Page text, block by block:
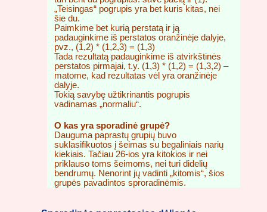
„Teisingas“ pogrupis yra bet kuris kitas, nei
šie du.
Paimkime bet kurią perstatą ir ją
padauginkime iš perstatos oranžinėje dalyje,
pvz., (1,2) * (1,2,3) = (1,3)
Tada rezultatą padauginkime iš atvirkštinės
perstatos pirmajai, t.y. (1,3) * (1,2) = (1,3,2) –
matome, kad rezultatas vėl yra oranžinėje
dalyje.
Tokią savybę užtikrinantis pogrupis
vadinamas „normaliu“.
O kas yra sporadinė grupė?
Dauguma paprastų grupių buvo
suklasifikuotos į šeimas su begaliniais narių
kiekiais. Tačiau 26-ios yra kitokios ir nei
priklauso toms šeimoms, nei turi didelių
bendrumų. Nenorint jų vadinti „kitomis“, šios
grupės pavadintos sproradinėmis.